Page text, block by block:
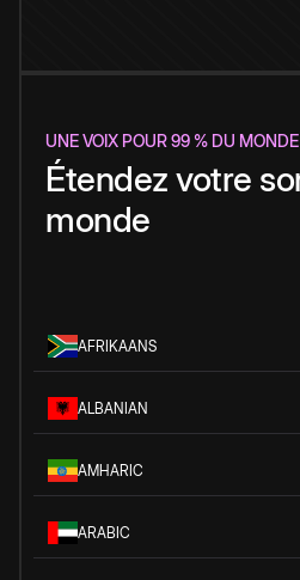
UNE VOIX POUR 99 % DU MONDE
Étendez votre
monde
AFRIKAANS
ALBANIAN
AMHARIC
ARABIC